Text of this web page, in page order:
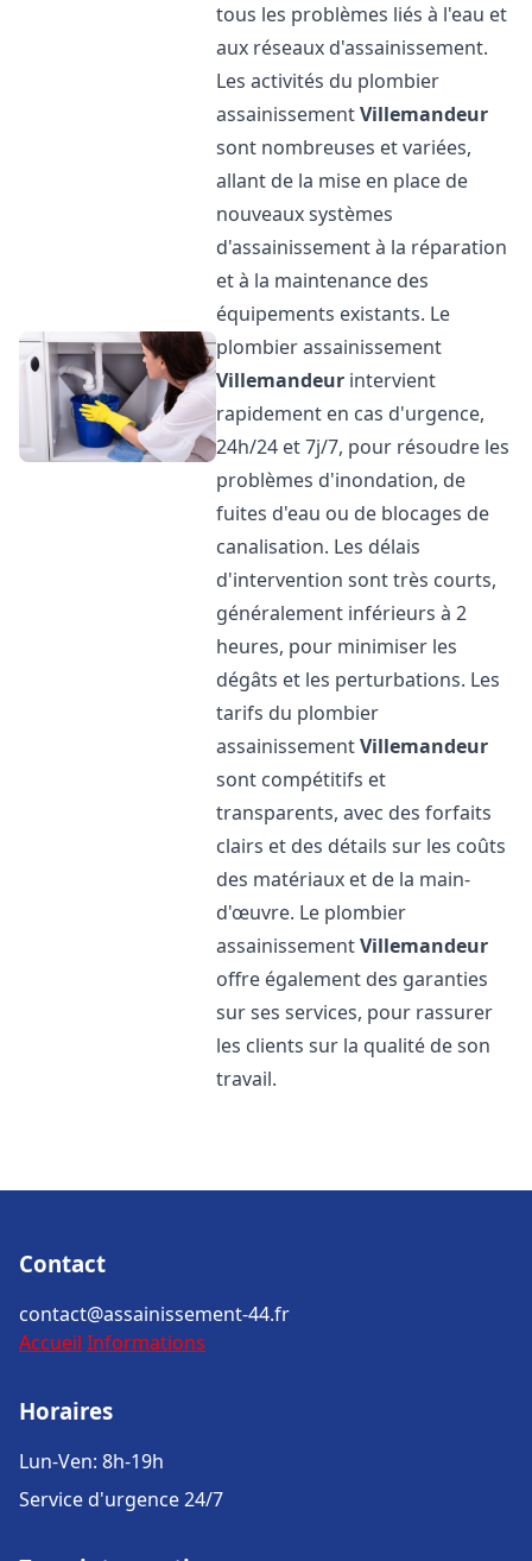
tous les problèmes liés à l'eau et
aux réseaux d'assainissement.
Les activités du plombier
assainissementVillemandeur
sont nombreuses et variées,
allant de la mise en place de
nouveaux systèmes
d'assainissement à la réparation
et à la maintenance des
équipements existants. Le
plombier assainissement
Villemandeur intervient
rapidement en cas d'urgence,
24h/24 et 7j/7, pour résoudre les
problèmes d'inondation, de
fuites d'eau ou de blocages de
canalisation. Les délais
d'intervention sont très courts,
généralement inférieurs à 2
heures, pour minimiser les
dégâts et les perturbations. Les
tarifs du plombier
assainissementVillemandeur
sont compétitifs et
transparents, avec des forfaits
clairs et des détails sur les coûts
des matériaux et de la main-
d'œuvre. Le plombier
assainissementVillemandeur
offre également des garanties
sur ses services, pour rassurer
les clients sur la qualité de son
travail.
Contact
contact@assainissement-44.fr
Accueil Informations
Horaires
Lun-Ven: 8h-19h
Service d'urgence 24/7